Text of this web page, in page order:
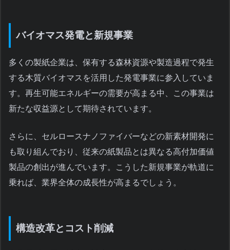
バイオマス発電と新規事業
多くの製紙企業は、保有する森林資源や製造過程で発生
する木質バイオマスを活用した発電事業に参入していま
す。再生可能エネルギーの需要が高まる中、この事業は
新たな収益源として期待されています。
さらに、セルロースナノファイバーなどの新素材開発に
も取り組んでおり、従来の紙製品とは異なる高付加価値
製品の創出が進んでいます。こうした新規事業が軌道に
乗れば、業界全体の成長性が高まるでしょう。
構造改革とコスト削減